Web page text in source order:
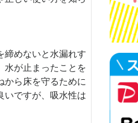
締めないと水漏れす
水が止まったことを
から床を守るために
いですが、吸水性は